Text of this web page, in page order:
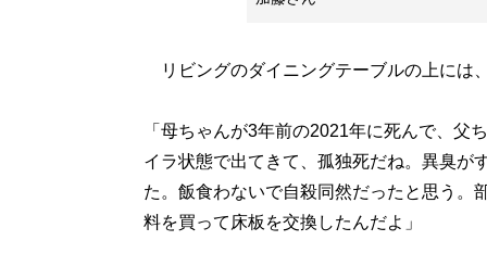
リビングのダイニングテーブルの上には
「母ちゃんが3年前の2021年に死んで、父
イラ状態で出てきて、孤独死だね。異臭が
た。飯食わないで自殺同然だったと思う。
料を買って床板を交換したんだよ」